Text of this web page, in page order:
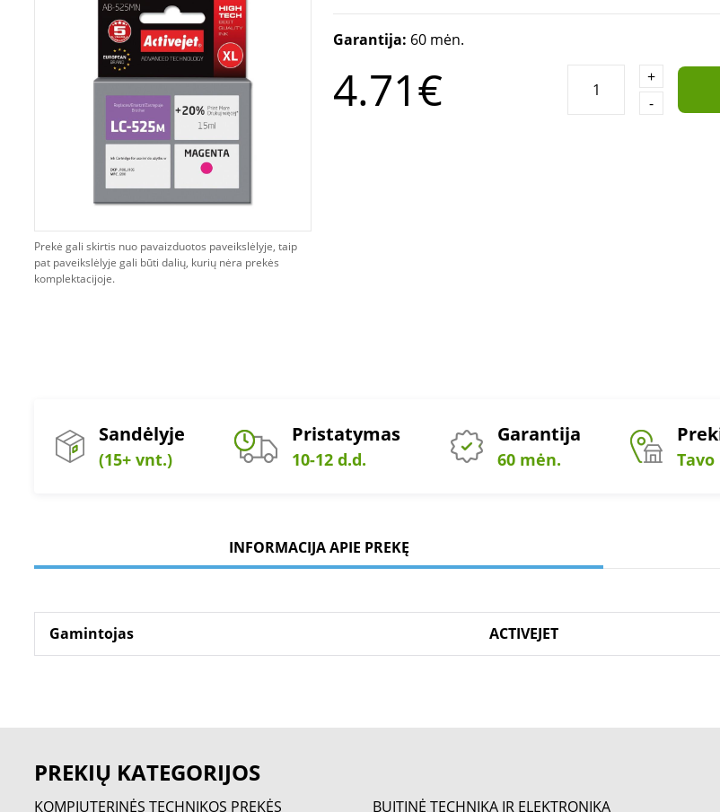
Prekė gali skirtis nuo pavaizduotos paveikslėlyje, taip
pat paveikslėlyje gali būti dalių, kurių nėra prekės
komplektacijoje.
Garantija: 60 mėn.
4.71€
+
-
Sandėlyje
(15+ vnt.)
Pristatymas
10-12 d.d.
Garantija
60 mėn.
INFORMACIJA APIE PREKĘ
Gamintojas ACTIVEJET
PREKIŲ KATEGORIJOS
KOMPIUTERINĖS TECHNIKOS PREKĖS BUITINĖ TECHNIKA IR ELEKTRONIKA